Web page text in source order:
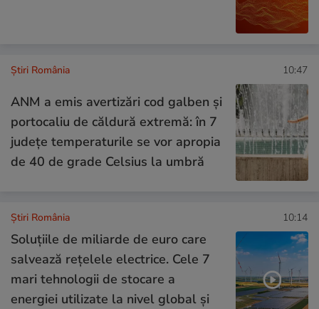
Știri România 10:47
ANM a emis avertizări cod galben și
portocaliu de căldură extremă: în 7
județe temperaturile se vor apropia
de 40 de grade Celsius la umbră
Știri România 10:14
Soluțiile de miliarde de euro care
salvează rețelele electrice. Cele 7
mari tehnologii de stocare a
energiei utilizate la nivel global și